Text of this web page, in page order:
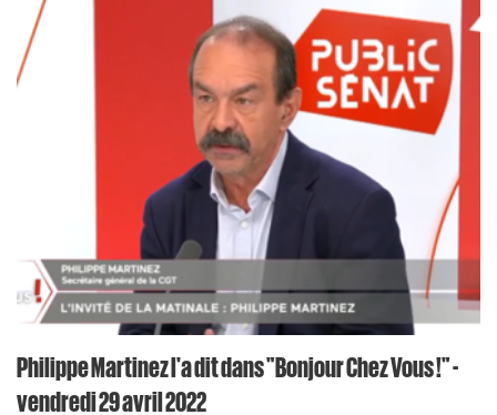
Philippe Martinez l'a dit dans "Bonjour Chez Vous !" -
vendredi 29 avril 2022